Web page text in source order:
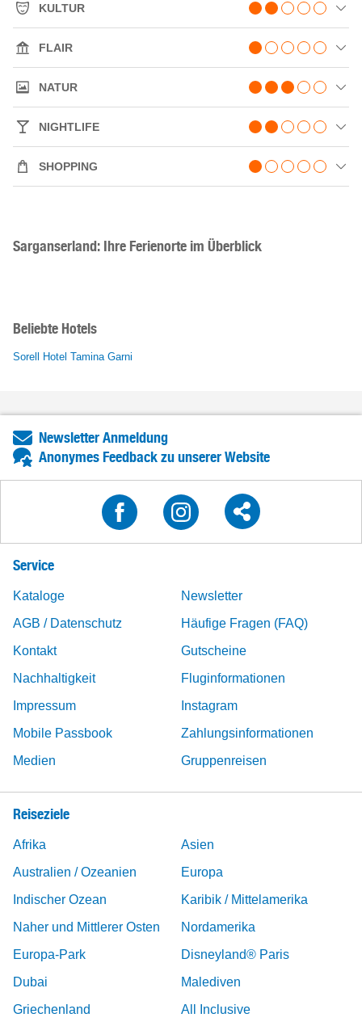
KULTUR
FLAIR
NATUR
NIGHTLIFE
SHOPPING
Sarganserland: Ihre Ferienorte im Überblick
Beliebte Hotels
Sorell Hotel Tamina Garni
Newsletter Anmeldung
Anonymes Feedback zu unserer Website
Service
Kataloge
Newsletter
AGB / Datenschutz
Häufige Fragen (FAQ)
Kontakt
Gutscheine
Nachhaltigkeit
Fluginformationen
Impressum
Instagram
Mobile Passbook
Zahlungsinformationen
Medien
Gruppenreisen
Reiseziele
Afrika
Asien
Australien / Ozeanien
Europa
Indischer Ozean
Karibik / Mittelamerika
Naher und Mittlerer Osten
Nordamerika
Europa-Park
Disneyland® Paris
Dubai
Malediven
Griechenland
All Inclusive